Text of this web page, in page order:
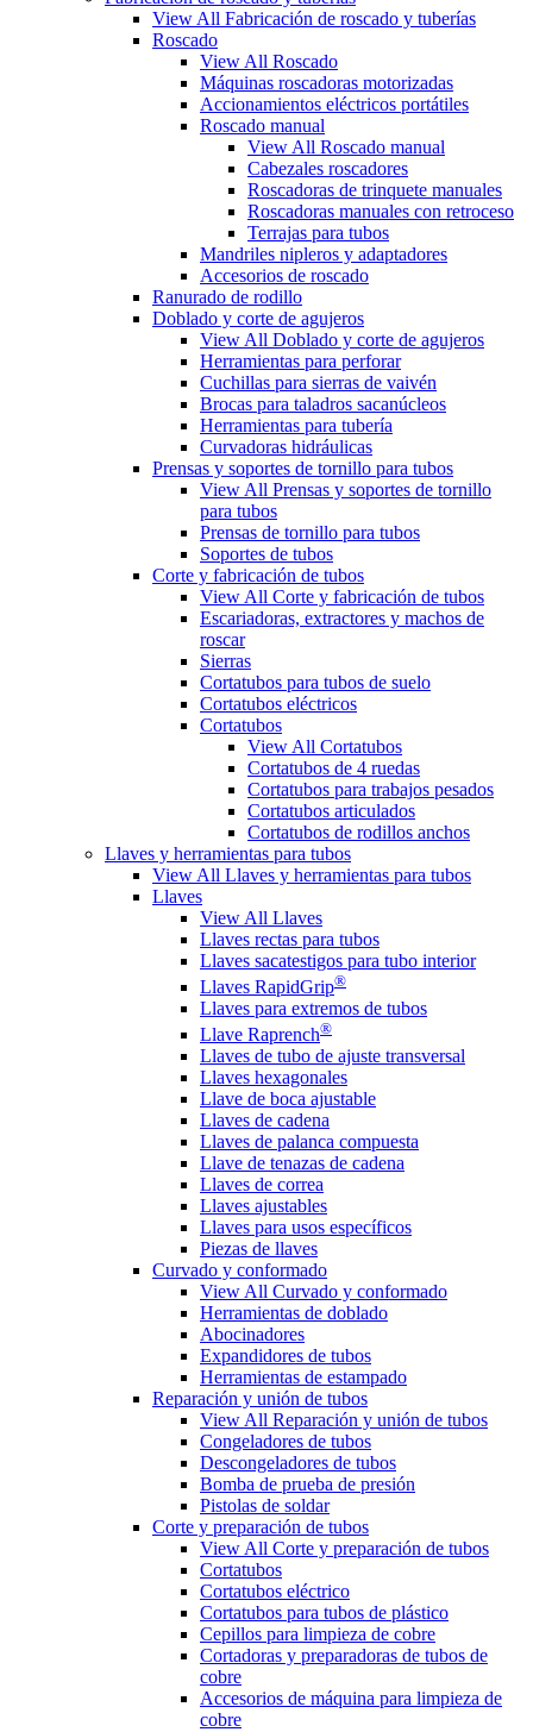
View All Fabricación de roscado y tuberías
Roscado
View All Roscado
Máquinas roscadoras motorizadas
Accionamientos eléctricos portátiles
Roscado manual
View All Roscado manual
Cabezales roscadores
Roscadoras de trinquete manuales
Roscadoras manuales con retroceso
Terrajas para tubos
Mandriles nipleros y adaptadores
Accesorios de roscado
Ranurado de rodillo
Doblado y corte de agujeros
View All Doblado y corte de agujeros
Herramientas para perforar
Cuchillas para sierras de vaivén
Brocas para taladros sacanúcleos
Herramientas para tubería
Curvadoras hidráulicas
Prensas y soportes de tornillo para tubos
View All Prensas y soportes de tornillo
para tubos
Prensas de tornillo para tubos
Soportes de tubos
Corte y fabricación de tubos
View All Corte y fabricación de tubos
Escariadoras, extractores y machos de
roscar
Sierras
Cortatubos para tubos de suelo
Cortatubos eléctricos
Cortatubos
View All Cortatubos
Cortatubos de 4 ruedas
Cortatubos para trabajos pesados
Cortatubos articulados
Cortatubos de rodillos anchos
Llaves y herramientas para tubos
View All Llaves y herramientas para tubos
Llaves
View All Llaves
Llaves rectas para tubos
Llaves sacatestigos para tubo interior
Llaves RapidGrip®
Llaves para extremos de tubos
Llave Raprench®
Llaves de tubo de ajuste transversal
Llaves hexagonales
Llave de boca ajustable
Llaves de cadena
Llaves de palanca compuesta
Llave de tenazas de cadena
Llaves de correa
Llaves ajustables
Llaves para usos específicos
Piezas de llaves
Curvado y conformado
View All Curvado y conformado
Herramientas de doblado
Abocinadores
Expandidores de tubos
Herramientas de estampado
Reparación y unión de tubos
View All Reparación y unión de tubos
Congeladores de tubos
Descongeladores de tubos
Bomba de prueba de presión
Pistolas de soldar
Corte y preparación de tubos
View All Corte y preparación de tubos
Cortatubos
Cortatubos eléctrico
Cortatubos para tubos de plástico
Cepillos para limpieza de cobre
Cortadoras y preparadoras de tubos de
cobre
Accesorios de máquina para limpieza de
cobre